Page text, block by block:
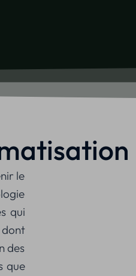
le
qui
des
que